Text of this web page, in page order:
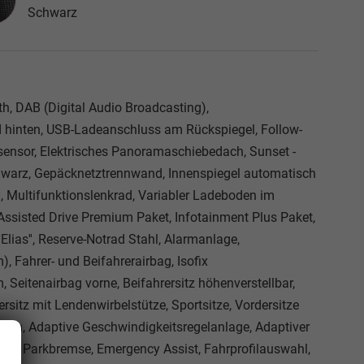
Schwarz
DAB (Digital Audio Broadcasting),
USB-Ladeanschluss am Rückspiegel, Follow-
Elektrisches Panoramaschiebedach, Sunset -
Gepäcknetztrennwand, Innenspiegel automatisch
Variabler Ladeboden im
Drive Premium Paket, Infotainment Plus Paket,
Reserve-Notrad Stahl, Alarmanlage,
Fahrer- und Beifahrerairbag, Isofix
vorne, Beifahrersitz höhenverstellbar,
mit Lendenwirbelstütze, Sportsitze, Vordersitze
Adaptive Geschwindigkeitsregelanlage, Adaptiver
Parkbremse, Emergency Assist, Fahrprofilauswahl,